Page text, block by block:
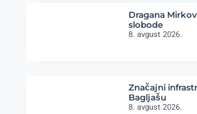
Dragana
slobode
8. avgust 2026.
Značajni
Bagljašu
8. avgust 2026.